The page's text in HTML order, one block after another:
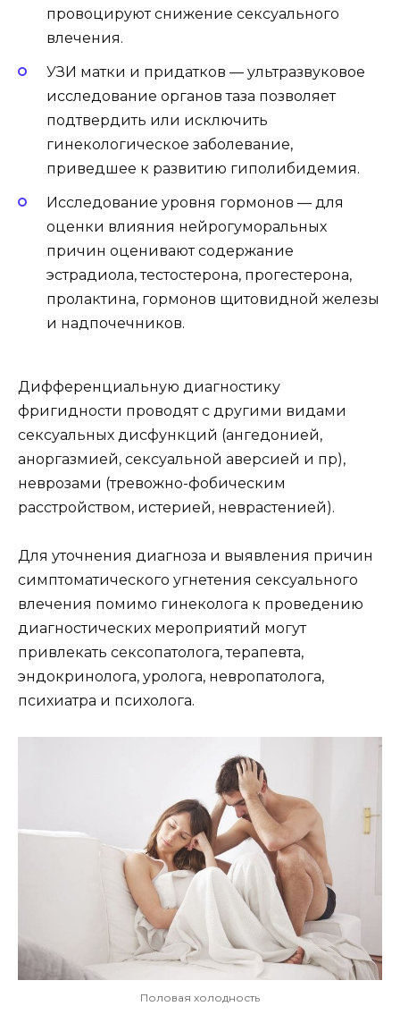
провоцируют снижение сексуального
влечения.
УЗИ матки и придатков — ультразвуковое
исследование органов таза позволяет
подтвердить или исключить
гинекологическое заболевание,
приведшее к развитию гиполибидемия.
Исследование уровня гормонов — для
оценки влияния нейрогуморальных
причин оценивают содержание
эстрадиола, тестостерона, прогестерона,
пролактина, гормонов щитовидной железы
и надпочечников.
Дифференциальную диагностику
фригидности проводят с другими видами
сексуальных дисфункций (ангедонией,
аноргазмией, сексуальной аверсией и пр),
неврозами (тревожно-фобическим
расстройством, истерией, неврастенией).
Для уточнения диагноза и выявления причин
симптоматического угнетения сексуального
влечения помимо гинеколога к проведению
диагностических мероприятий могут
привлекать сексопатолога, терапевта,
эндокринолога, уролога, невропатолога,
психиатра и психолога.
Половая холодность